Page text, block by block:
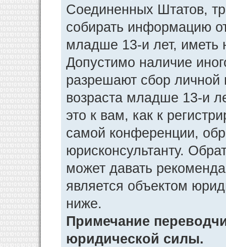
Соединенных Штатов,
собирать информацию
младше 13-и лет, иметь
Допустимо наличие
разрешают сбор
возраста младше 13-и
это к вам, как к
самой конференции,
юрисконсультанту.
может давать
является объектом
ниже.
Примечание
юридической силы.